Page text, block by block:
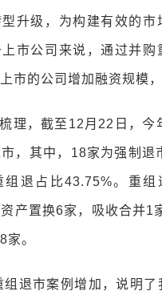
升级，为构建有效的市
市公司来说，通过并购
市的公司增加融资规模，
理，截至12月22日，今
市，其中，18家为强制退
组退占比43.75%。重组
产置换6家，吸收合并1
家。
组退市案例增加，说明